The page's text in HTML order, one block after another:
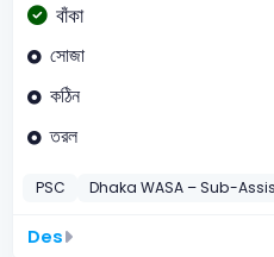
বাঁকা
সোজা
কঠিন
তরল
PSC Dhaka WASA – Sub-
Des